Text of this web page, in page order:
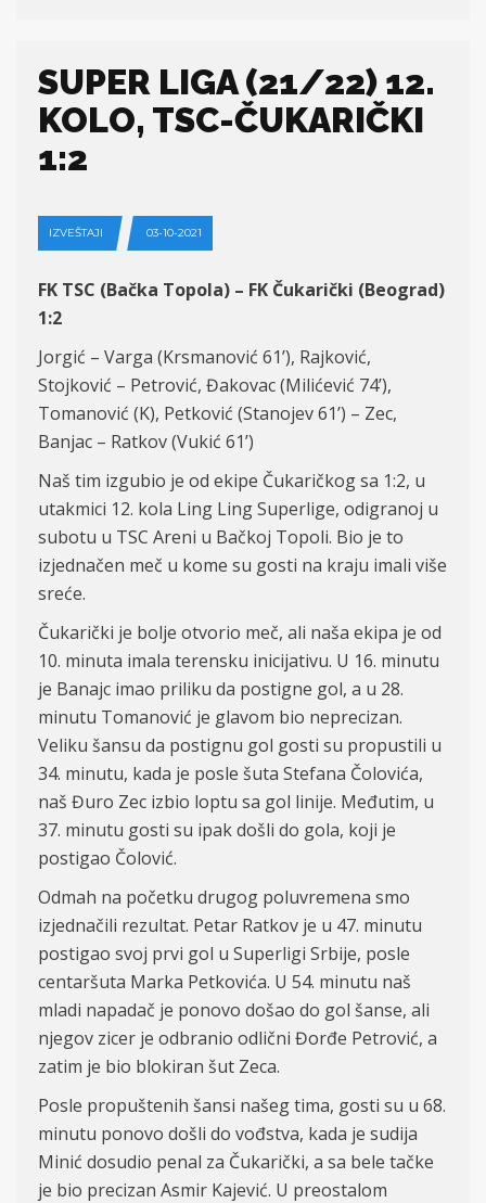
SUPER LIGA (21/22) 12.
KOLO, TSC-ČUKARIČKI
1:2
IZVEŠTAJI 03-10-2021
FK TSC (Bačka Topola) – FK Čukarički (Beograd)
1:2
Jorgić – Varga (Krsmanović 61’), Rajković,
Stojković – Petrović, Đakovac (Milićević 74’),
Tomanović (K), Petković (Stanojev 61’) – Zec,
Banjac – Ratkov (Vukić 61’)
Naš tim izgubio je od ekipe Čukaričkog sa 1:2, u
utakmici 12. kola Ling Ling Superlige, odigranoj u
subotu u TSC Areni u Bačkoj Topoli. Bio je to
izjednačen meč u kome su gosti na kraju imali više
sreće.
Čukarički je bolje otvorio meč, ali naša ekipa je od
10. minuta imala terensku inicijativu. U 16. minutu
je Banajc imao priliku da postigne gol, a u 28.
minutu Tomanović je glavom bio neprecizan.
Veliku šansu da postignu gol gosti su propustili u
34. minutu, kada je posle šuta Stefana Čolovića,
naš Đuro Zec izbio loptu sa gol linije. Međutim, u
37. minutu gosti su ipak došli do gola, koji je
postigao Čolović.
Odmah na početku drugog poluvremena smo
izjednačili rezultat. Petar Ratkov je u 47. minutu
postigao svoj prvi gol u Superligi Srbije, posle
centaršuta Marka Petkovića. U 54. minutu naš
mladi napadač je ponovo došao do gol šanse, ali
njegov zicer je odbranio odlični Đorđe Petrović, a
zatim je bio blokiran šut Zeca.
Posle propuštenih šansi našeg tima, gosti su u 68.
minutu ponovo došli do vođstva, kada je sudija
Minić dosudio penal za Čukarički, a sa bele tačke
je bio precizan Asmir Kajević. U preostalom